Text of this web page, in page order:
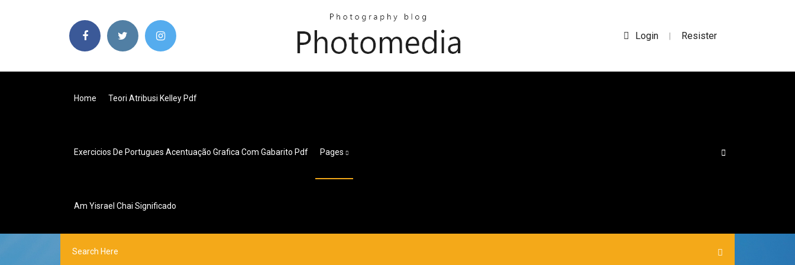
Login | Resister
Home Teori Atribusi Kelley Pdf
Exercicios De Portugues Acentuação Grafica Com Gabarito Pdf Pages
Am Yisrael Chai Significado